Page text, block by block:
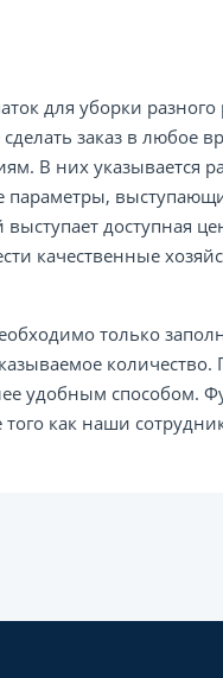
для уборки разного
заказ в любое
В них указывается
параметры,
доступная
качественные
только
количество.
удобным способом.
как наши